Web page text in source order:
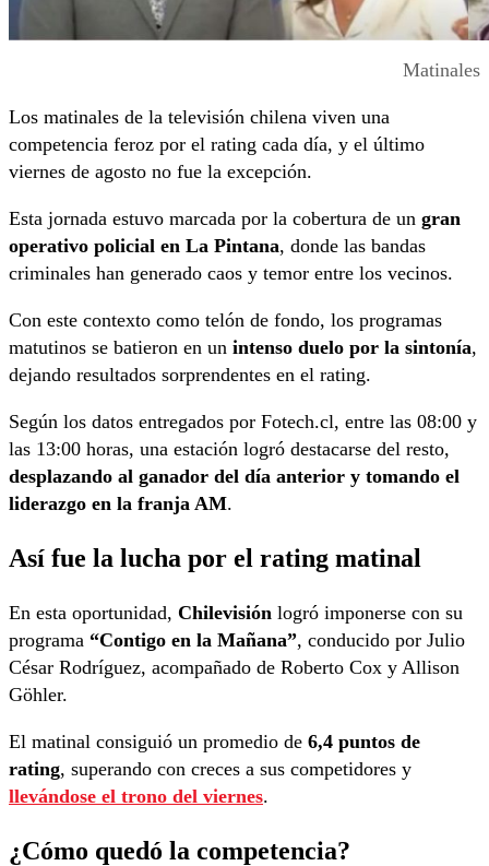
Matinales
Los matinales de la televisión chilena viven una
competencia feroz por el rating cada día, y el último
viernes de agosto no fue la excepción.
Esta jornada estuvo marcada por la cobertura de un gran
operativo policial en La Pintana, donde las bandas
criminales han generado caos y temor entre los vecinos.
Con este contexto como telón de fondo, los programas
matutinos se batieron en un intenso duelo por la sintonía,
dejando resultados sorprendentes en el rating.
Según los datos entregados por Fotech.cl, entre las 08:00 y
las 13:00 horas, una estación logró destacarse del resto,
desplazando al ganador del día anterior y tomando el
liderazgo en la franja AM.
Así fue la lucha por el rating matinal
En esta oportunidad, Chilevisión logró imponerse con su
programa “Contigo en la Mañana”, conducido por Julio
César Rodríguez, acompañado de Roberto Cox y Allison
Göhler.
El matinal consiguió un promedio de 6,4 puntos de
rating, superando con creces a sus competidores y
llevándose el trono del viernes.
¿Cómo quedó la competencia?